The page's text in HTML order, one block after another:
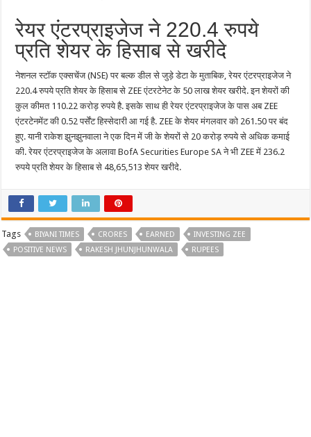
रेयर एंटरप्राइजेज ने 220.4 रुपये
प्रति शेयर के हिसाब से खरीदे
नेशनल स्टॉक एक्सचेंज (NSE) पर बल्क डील से जुड़े डेटा के मुताबिक, रेयर एंटरप्राइजेज ने
220.4 रुपये प्रति शेयर के हिसाब से ZEE एंटरटेनेट के 50 लाख शेयर खरीदे. इन शेयरों की
कुल कीमत 110.22 करोड़ रुपये है. इसके साथ ही रेयर एंटरप्राइजेज के पास अब ZEE
एंटरटेनमेंट की 0.52 पर्सेंट हिस्सेदारी आ गई है. ZEE के शेयर मंगलवार को 261.50 पर बंद
हुए. यानी राकेश झुनझुनवाला ने एक दिन में जी के शेयरों से 20 करोड़ रुपये से अधिक कमाई
की. रेयर एंटरप्राइजेज के अलावा BofA Securities Europe SA ने भी ZEE में 236.2
रुपये प्रति शेयर के हिसाब से 48,65,513 शेयर खरीदे.
Tags BIYANI TIMES CRORES EARNED
INVESTING ZEE
POSITIVE NEWS
RAKESH JHUNJHUNWALA RUPEES